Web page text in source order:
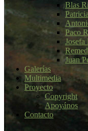
Blas
Paco
Josefa
Juan
Galerías
Multimedia
Proyecto
Copyright
Apoyános
Contacto